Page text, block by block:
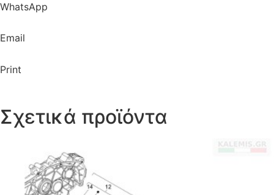
WhatsApp
Email
Print
Σχετικά προϊόντα